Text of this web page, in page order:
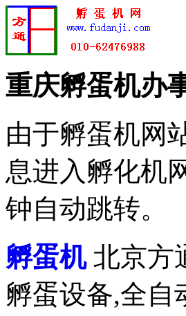
重庆孵蛋机办
由于孵蛋机网
息进入孵化机
钟自动跳转。
孵蛋机北京方
孵蛋设备,全自